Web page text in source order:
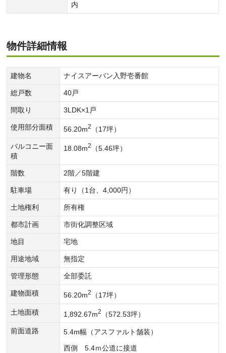
内
物件詳細情報
建物名 ナイスアーバン入野壱番館
総戸数 40戸
間取り 3LDK×1戸
使用部分面積 56.20m2 （17坪）
バルコニー面
積
18.08m2 （5.46坪）
階数 2階／5階建
駐車場 有り（1台、4,000円）
土地権利 所有権
都市計画 市街化調整区域
地目 宅地
用途地域 無指定
管理形態 全部委託
建物面積 56.20m2 （17坪）
土地面積 1,892.67m2 （572.53坪）
前面道路
5.4m幅（アスファルト舗装）
西側 5.4ｍ公道に接道